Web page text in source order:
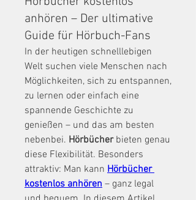
anhören – Der ultimative
Guide für Hörbuch-Fans
In der heutigen schnelllebigen
Welt suchen viele Menschen nach
Möglichkeiten, sich zu entspannen,
zu lernen oder einfach eine
spannende Geschichte zu
genießen – und das am besten
nebenbei. Hörbücher bieten genau
diese Flexibilität. Besonders
attraktiv: Man kann Hörbücher
kostenlos anhören – ganz legal